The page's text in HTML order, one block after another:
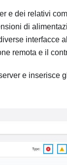
e dei relativi
di
interfacce
remota e il
e inserisce